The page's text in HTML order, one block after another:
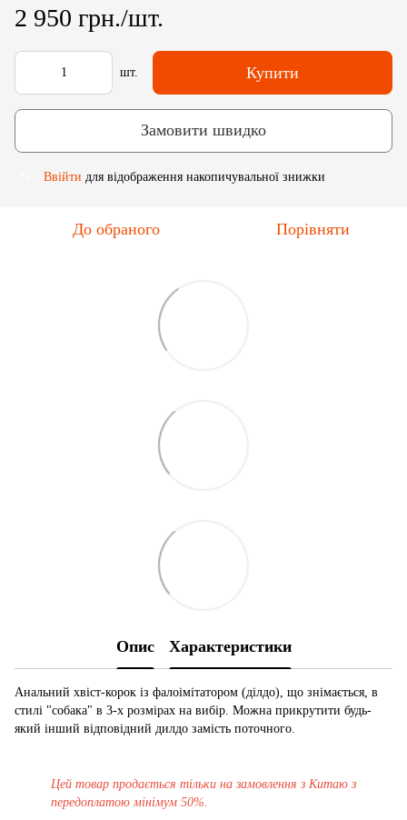
2 950 грн./шт.
шт. Купити
Замовити швидко
Ввійти для відображення накопичувальної знижки
До обраного Порівняти
Опис Характеристики
Анальний хвіст-корок із фалоімітатором (ділдо), що знімається, в
стилі "собака" в 3-х розмірах на вибір. Можна прикрутити будь-
який інший відповідний дилдо замість поточного.
Цей товар продається тільки на замовлення з Китаю з
передоплатою мінімум 50%.